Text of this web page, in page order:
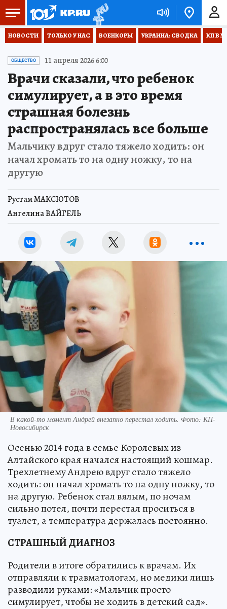
НОВОСТИ ТОЛЬКО У НАС ВОЕНКОРЫ УКРАИНА: СВОДКА КП В
ОБЩЕСТВО 11 апреля 2026 6:00
Врачи сказали, что ребенок
симулирует, а в это время
страшная болезнь
распространялась все больше
Мальчику вдруг стало тяжело ходить: он
начал хромать то на одну ножку, то на
другую
Рустам МАКСЮТОВ
Ангелина ВАЙГЕЛЬ
В какой-то момент Андрей внезапно перестал ходить. Фото: КП-
Новосибирск
Осенью 2014 года в семье Королевых из
Алтайского края начался настоящий кошмар.
Трехлетнему Андрею вдруг стало тяжело
ходить: он начал хромать то на одну ножку, то
на другую. Ребенок стал вялым, по ночам
сильно потел, почти перестал проситься в
туалет, а температура держалась постоянно.
СТРАШНЫЙ ДИАГНОЗ
Родители в итоге обратились к врачам. Их
отправляли к травматологам, но медики лишь
разводили руками: «Мальчик просто
симулирует, чтобы не ходить в детский сад».